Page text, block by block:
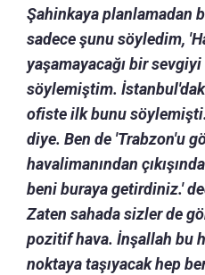
Şahinkaya planlamadan
sadece şunu söyledim,
yaşamayacağı bir
söylemiştim.
ofiste ilk bunu
diye. Ben de 'Trabzon'u
havalimanından
beni buraya getirdiniz.'
Zaten sahada sizler de
pozitif hava. İnşallah bu
noktaya taşıyacak hep